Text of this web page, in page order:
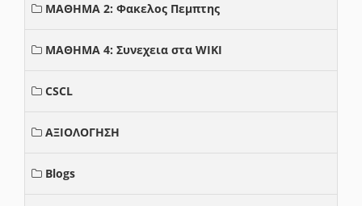
ΜΑΘΗΜΑ 2: Φακελος Πεμπτης
ΜΑΘΗΜΑ 4: Συνεχεια στα WIKI
CSCL
ΑΞΙΟΛΟΓΗΣΗ
Blogs